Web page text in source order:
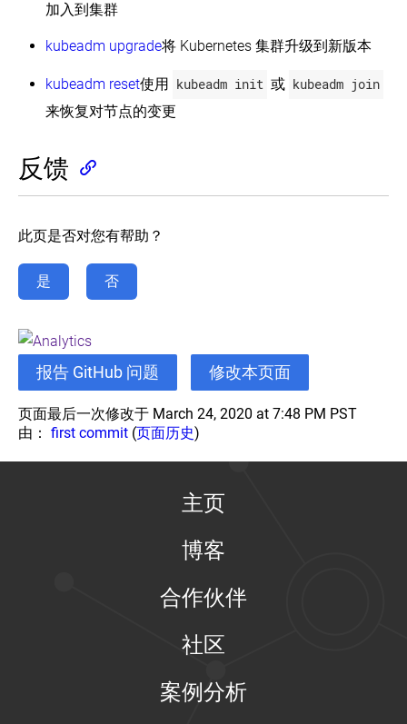
加入到集群
kubeadm upgrade将 Kubernetes 集群升级到新版本
kubeadm reset使用 kubeadm init 或 kubeadm join
来恢复对节点的变更
反馈
此页是否对您有帮助？
是 否
报告 GitHub 问题 修改本页面
页面最后一次修改于 March 24, 2020 at 7:48 PM PST
由： first commit (页面历史)
主页
博客
合作伙伴
社区
案例分析